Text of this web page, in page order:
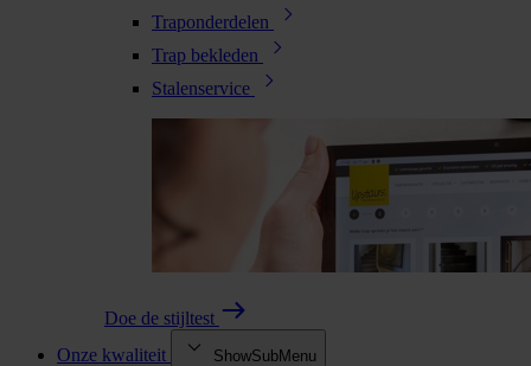
Traponderdelen
Trap bekleden
Stalenservice
Doe de stijltest
Onze kwaliteit
ShowSubMenu